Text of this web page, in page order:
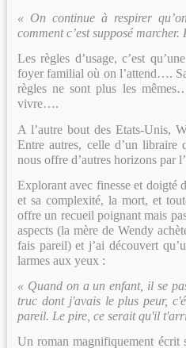
« On continue à respirer
comment c’est supposé
Les règles d’usage, c’est
foyer familial où on l’attend….
règles ne sont plus les
vivre….
A l’autre bout des Etats-Unis,
Entre autres, celle d’un libraire
nous offre d’autres horizons par
Explorant avec finesse et doigté
et sa complexité, la mort, et
offre un recueil poignant mais
aspects (la mère de Wendy
fais pareil) et j’ai découvert
larmes aux yeux :
« Quand on a un enfant, il se
truc dont j'avais le plus peur,
pareil. Le pire, ce serait qu'il
Un roman magnifiquement écrit